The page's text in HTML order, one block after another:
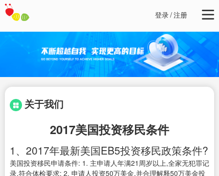
登录/注册
关于我们
2017美国投资移民条件
1、2017年最新美国EB5投资移民政策条件?
美国投资移民申请条件: 1. 主申请人年满21周岁以上,全家无犯罪记
录,符合体检要求; 2. 申请人投资50万美金,并合理解释50万美金投